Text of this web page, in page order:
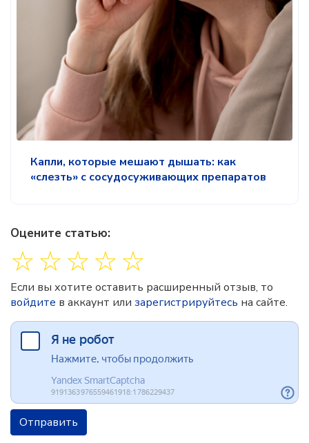
Капли, которые мешают дышать: как
«слезть» с сосудосуживающих препаратов
Оцените статью:
☆
☆
☆
☆
☆
Если вы хотите оставить расширенный отзыв, то
войдите в аккаунт или зарегистрируйтесь на сайте.
Отправить